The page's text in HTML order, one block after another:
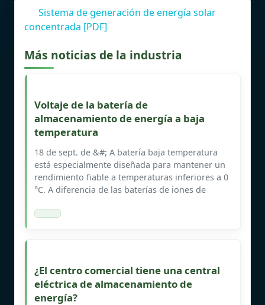
Sistema de generación de energía solar
concentrada [PDF]
Más noticias de la industria
Voltaje de la batería de
almacenamiento de energía a baja
temperatura
18 de sept. de &#; A batería baja temperatura
está especialmente diseñada para mantener un
rendimiento fiable a temperaturas inferiores a 0
°C. A diferencia de las baterías de iones de
¿El centro comercial tiene una central
eléctrica de almacenamiento de
energía?